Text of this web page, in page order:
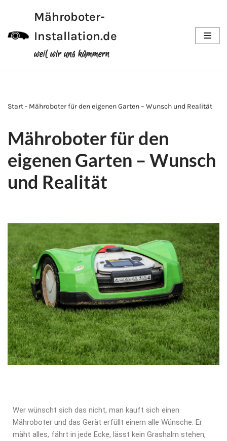
Inhalt
Mähroboter-
Installation.de
weil wir uns kümmern
Start - Mähroboter für den eigenen Garten – Wunsch und Realität
Mähroboter für den
eigenen Garten – Wunsch
und Realität
Wer wünscht sich das nicht, man kauft sich einen
Mähroboter und das Gerät erfüllt einem alle Wünsche. Er
mäht alles, fährt in jede Ecke, lässt kein Grashalm stehen,